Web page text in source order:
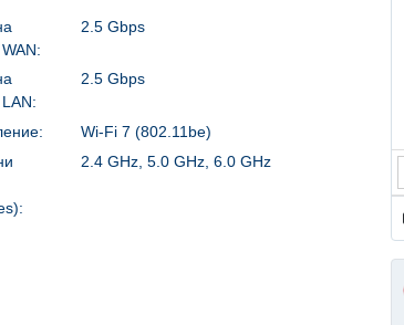
2.5 Gbps
2.5 Gbps
Wi-Fi 7 (802.11be)
2.4 GHz, 5.0 GHz, 6.0 GHz